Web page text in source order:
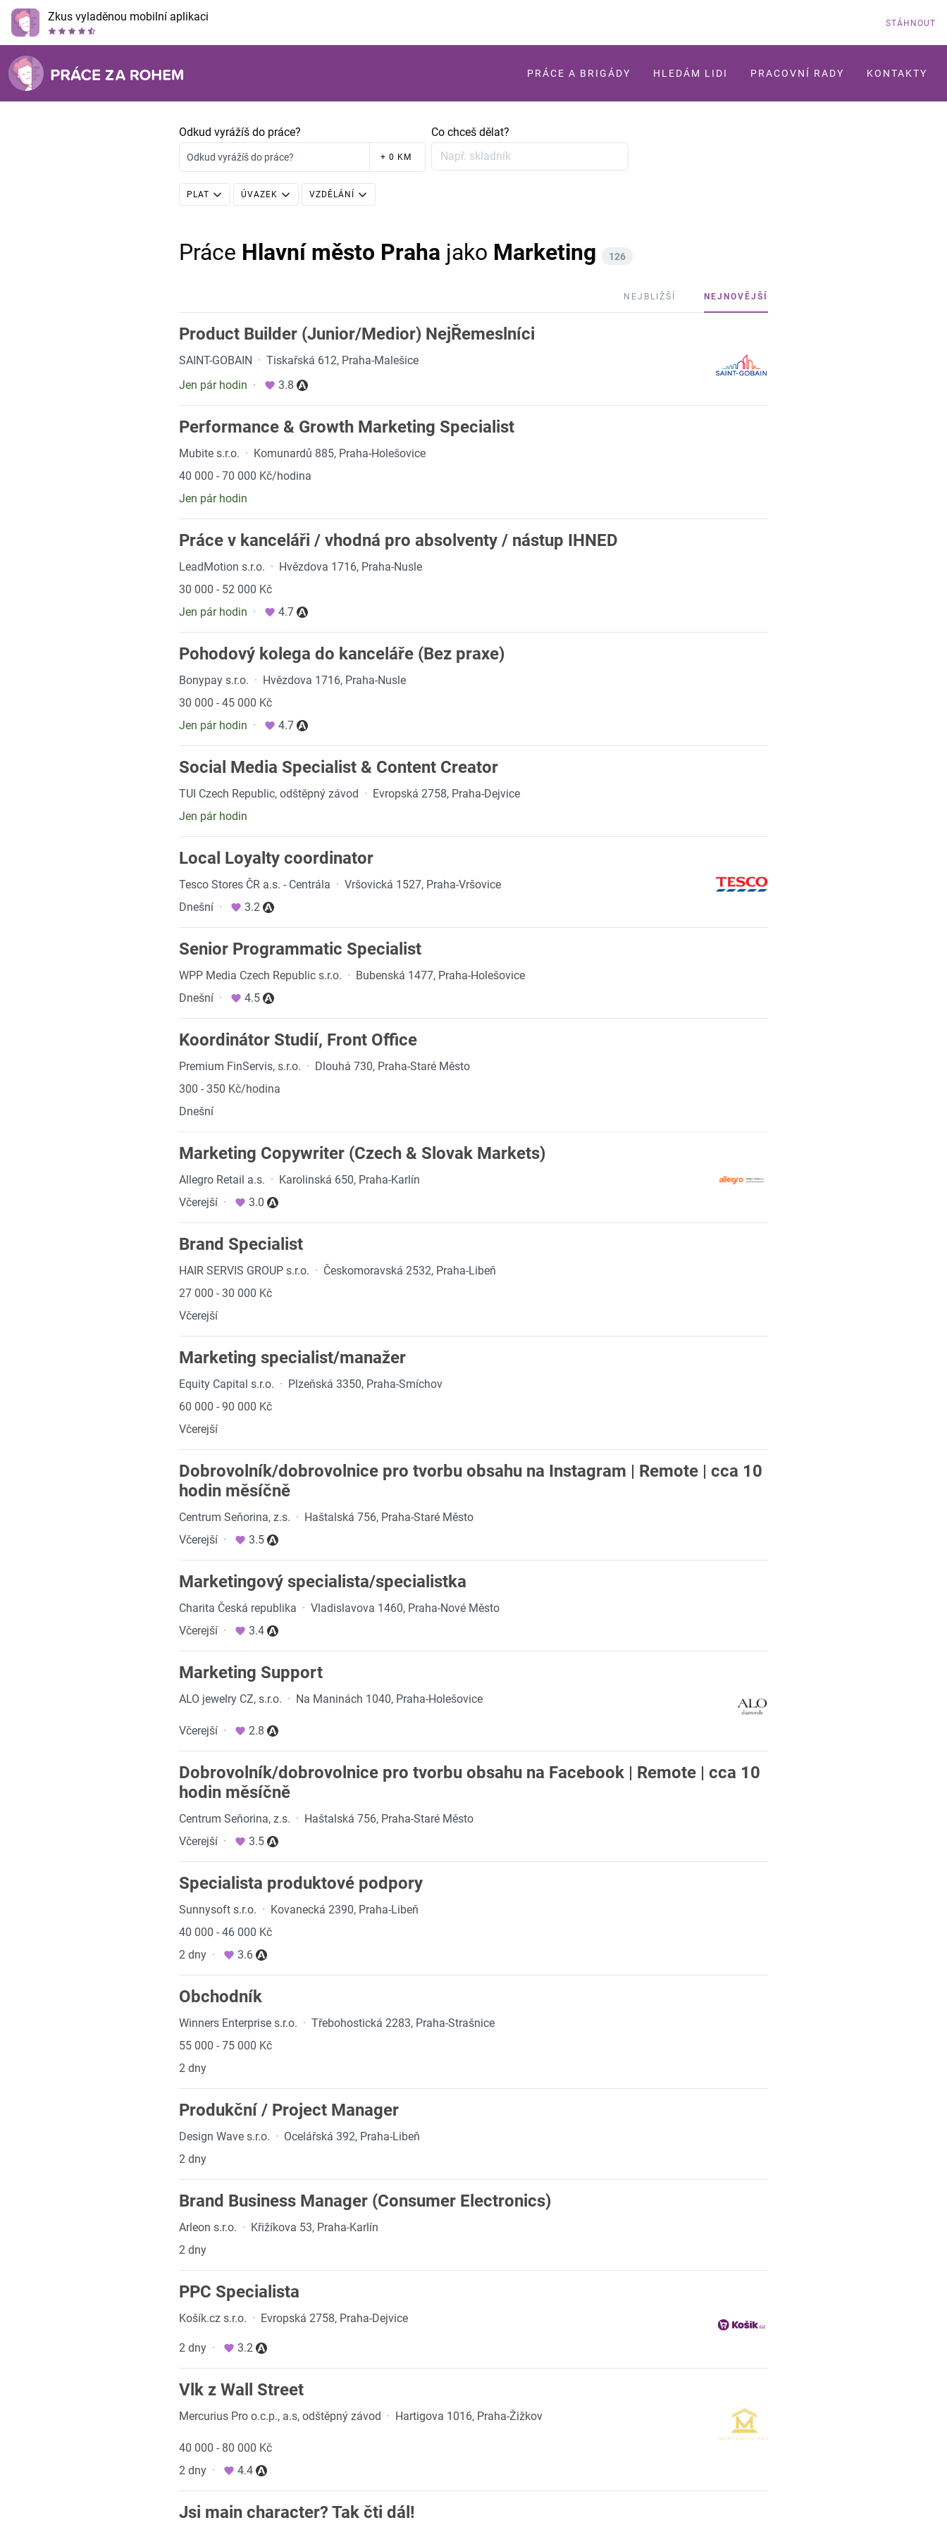
Zkus vyladěnou mobilní aplikaci STÁHNOUT
PRÁCE A BRIGÁDY HLEDÁM LIDI PRACOVNÍ RADY KONTAKTY
Odkud vyrážíš do práce?
Odkud vyrážíš do práce? + 0 KM
Co chceš dělat?
PLAT ÚVAZEK VZDĚLÁNÍ
Práce Hlavní město Praha jako Marketing 126
NEJBLIŽŠÍ NEJNOVĚJŠÍ
Product Builder (Junior/Medior) NejŘemeslníci
SAINT-GOBAIN · Tiskařská 612, Praha-Malešice
Jen pár hodin · 3.8
Performance & Growth Marketing Specialist
Mubite s.r.o. · Komunardů 885, Praha-Holešovice
40 000 - 70 000 Kč/hodina
Jen pár hodin
Práce v kanceláři / vhodná pro absolventy / nástup IHNED
LeadMotion s.r.o. · Hvězdova 1716, Praha-Nusle
30 000 - 52 000 Kč
Jen pár hodin · 4.7
Pohodový kolega do kanceláře (Bez praxe)
Bonypay s.r.o. · Hvězdova 1716, Praha-Nusle
30 000 - 45 000 Kč
Jen pár hodin · 4.7
Social Media Specialist & Content Creator
TUI Czech Republic, odštěpný závod · Evropská 2758, Praha-Dejvice
Jen pár hodin
Local Loyalty coordinator
Tesco Stores ČR a.s. - Centrála · Vršovická 1527, Praha-Vršovice
Dnešní · 3.2
Senior Programmatic Specialist
WPP Media Czech Republic s.r.o. · Bubenská 1477, Praha-Holešovice
Dnešní · 4.5
Koordinátor Studií, Front Office
Premium FinServis, s.r.o. · Dlouhá 730, Praha-Staré Město
300 - 350 Kč/hodina
Dnešní
Marketing Copywriter (Czech & Slovak Markets)
Allegro Retail a.s. · Karolinská 650, Praha-Karlín
Včerejší · 3.0
Brand Specialist
HAIR SERVIS GROUP s.r.o. · Českomoravská 2532, Praha-Libeň
27 000 - 30 000 Kč
Včerejší
Marketing specialist/manažer
Equity Capital s.r.o. · Plzeňská 3350, Praha-Smíchov
60 000 - 90 000 Kč
Včerejší
Dobrovolník/dobrovolnice pro tvorbu obsahu na Instagram | Remote | cca 10
hodin měsíčně
Centrum Seňorina, z.s. · Haštalská 756, Praha-Staré Město
Včerejší · 3.5
Marketingový specialista/specialistka
Charita Česká republika · Vladislavova 1460, Praha-Nové Město
Včerejší · 3.4
Marketing Support
ALO jewelry CZ, s.r.o. · Na Maninách 1040, Praha-Holešovice
Včerejší · 2.8
Dobrovolník/dobrovolnice pro tvorbu obsahu na Facebook | Remote | cca 10
hodin měsíčně
Centrum Seňorina, z.s. · Haštalská 756, Praha-Staré Město
Včerejší · 3.5
Specialista produktové podpory
Sunnysoft s.r.o. · Kovanecká 2390, Praha-Libeň
40 000 - 46 000 Kč
2 dny · 3.6
Obchodník
Winners Enterprise s.r.o. · Třebohostická 2283, Praha-Strašnice
55 000 - 75 000 Kč
2 dny
Produkční / Project Manager
Design Wave s.r.o. · Ocelářská 392, Praha-Libeň
2 dny
Brand Business Manager (Consumer Electronics)
Arleon s.r.o. · Křižíkova 53, Praha-Karlín
2 dny
PPC Specialista
Košík.cz s.r.o. · Evropská 2758, Praha-Dejvice
2 dny · 3.2
Vlk z Wall Street
Mercurius Pro o.c.p., a.s, odštěpný závod · Hartigova 1016, Praha-Žižkov
40 000 - 80 000 Kč
2 dny · 4.4
Jsi main character? Tak čti dál!